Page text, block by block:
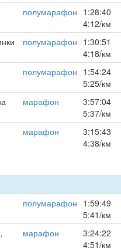
полумарафон 1:28:40
4:12/км
полумарафон 1:30:51
4:18/км
полумарафон 1:54:24
5:25/км
марафон
3:57:04
5:37/км
марафон
3:15:43
4:38/км
полумарафон 1:59:49
5:41/км
марафон
3:24:22
4:51/км